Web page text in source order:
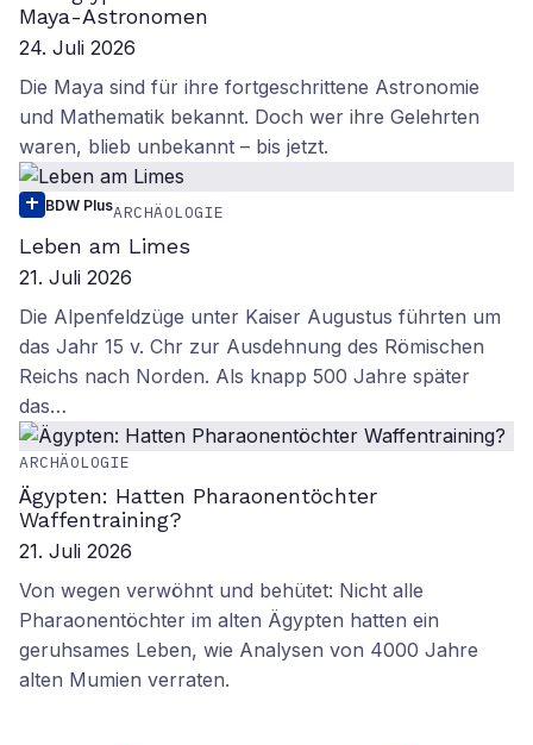
Maya-Astronomen
24. Juli 2026
Die Maya sind für ihre fortgeschrittene Astronomie
und Mathematik bekannt. Doch wer ihre Gelehrten
waren, blieb unbekannt – bis jetzt.
BDW PlusARCHÄOLOGIE
Leben am Limes
21. Juli 2026
Die Alpenfeldzüge unter Kaiser Augustus führten um
das Jahr 15 v. Chr zur Ausdehnung des Römischen
Reichs nach Norden. Als knapp 500 Jahre später
das…
ARCHÄOLOGIE
Ägypten: Hatten Pharaonentöchter
Waffentraining?
21. Juli 2026
Von wegen verwöhnt und behütet: Nicht alle
Pharaonentöchter im alten Ägypten hatten ein
geruhsames Leben, wie Analysen von 4000 Jahre
alten Mumien verraten.